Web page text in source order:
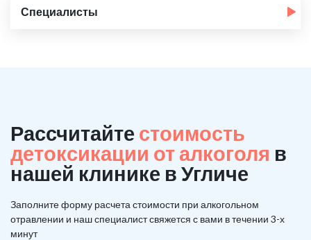
Специалисты
Рассчитайте стоимость
детоксикации от алкоголя в
нашей клинике в Угличе
Заполните форму расчета стоимости при алкогольном
отравлении и наш специалист свяжется с вами в течении 3-х
минут